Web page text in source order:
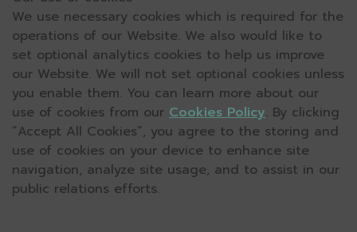
We use necessary cookies which is required for the
operations of our Website. We also would like to
set optional analytics cookies to help us improve
our Website. We will not set optional cookies unless
you enable them. You can learn more about our
use of cookies from our Cookies Policy. By clicking
“Accept All Cookies”, you agree to the storing and
use of cookies on your device to enhance site
navigation, analyze site usage, and to assist in our
public relations efforts.